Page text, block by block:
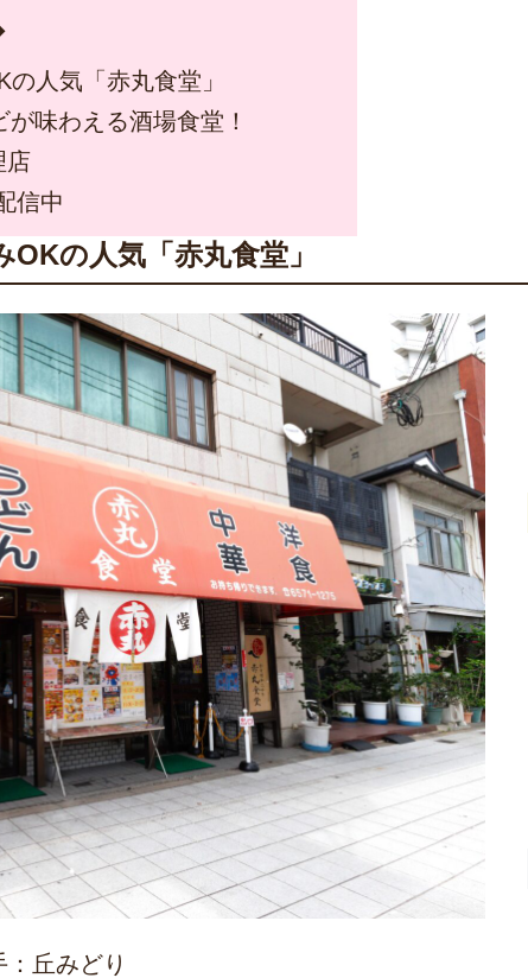
人気「赤丸食堂」
味わえる酒場食堂！
店
信中
OKの人気「赤丸食堂」
丘みどり